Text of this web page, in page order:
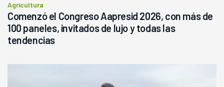
Agricultura
Comenzó el Congreso Aapresid 2026, con más de
100 paneles, invitados de lujo y todas las
tendencias